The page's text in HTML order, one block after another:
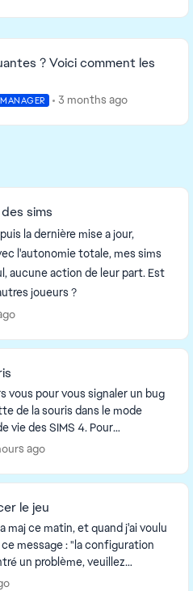
? Voici comment les
3 months ago
sims
la dernière mise a jour,
l'autonomie totale, mes sims
aucune action de leur part. Est
joueurs ?
de la souris dans le mode
des SIMS 4. Pour
fonctionne très bien hors ...
ago
le jeu
ce message : "la configuration
un problème, veuillez
réinstaller votre jeu". Je joue av...